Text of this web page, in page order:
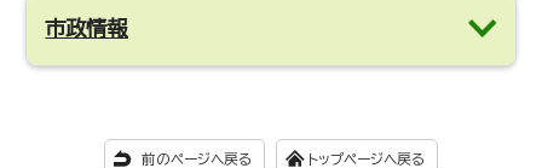
市政情報
前のページへ戻る トップページへ戻る